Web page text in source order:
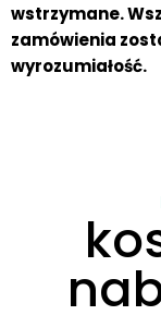
wstrzymane.
zamówienia
wyrozumiałość.